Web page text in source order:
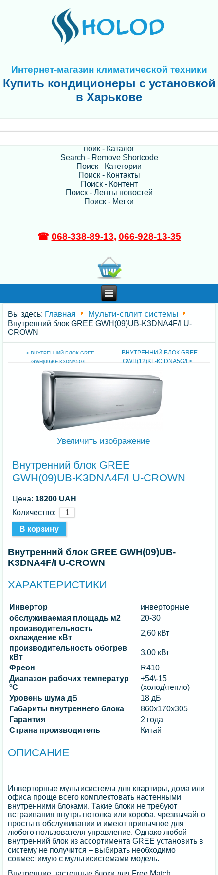
Интернет-магазин климатической техники
Купить кондиционеры с установкой
в Харькове
поик - Каталог
Search - Remove Shortcode
Поиск - Категории
Поиск - Контакты
Поиск - Контент
Поиск - Ленты новостей
Поиск - Метки
☎ 068-338-89-13, 066-928-13-35
Вы здесь: Главная Мульти-сплит системы
Внутренний блок GREE GWH(09)UB-K3DNA4F/I U-
CROWN
< ВНУТРЕННИЙ БЛОК GREE
GWH(09)KF-K3DNA5G/I
ВНУТРЕННИЙ БЛОК GREE
GWH(12)KF-K3DNA5G/I >
Увеличить изображение
Внутренний блок GREE
GWH(09)UB-K3DNA4F/I U-CROWN
Цена: 18200 UAH
Количество:
Внутренний блок GREE GWH(09)UB-
K3DNA4F/I U-CROWN
ХАРАКТЕРИСТИКИ
Инвертор
инверторные
обслуживаемая площадь м2
20-30
производительность
охлаждение кВт
2,60 кВт
производительность обогрев
кВт
3,00 кВт
Фреон
R410
Диапазон рабочих температур
°C
+54\-15
(холод\тепло)
Уровень шума дБ
18 дБ
Габариты внутреннего блока
860x170x305
Гарантия
2 года
Страна производитель
Китай
ОПИСАНИЕ
Инверторные мультисистемы для квартиры, дома или
офиса проще всего комплектовать настенными
внутренними блоками. Такие блоки не требуют
встраивания внутрь потолка или короба, чрезвычайно
просты в обслуживании и имеют привычное для
любого пользователя управление. Однако любой
внутренний блок из ассортимента GREE установить в
систему не получится – выбирать необходимо
совместимую с мультисистемами модель.